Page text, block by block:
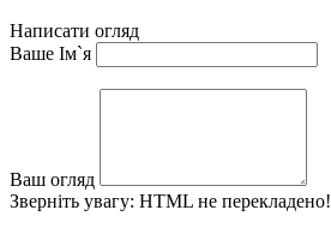
Написати огляд
Ваше Ім`я
Ваш огляд
Зверніть увагу: HTML не перекладено!